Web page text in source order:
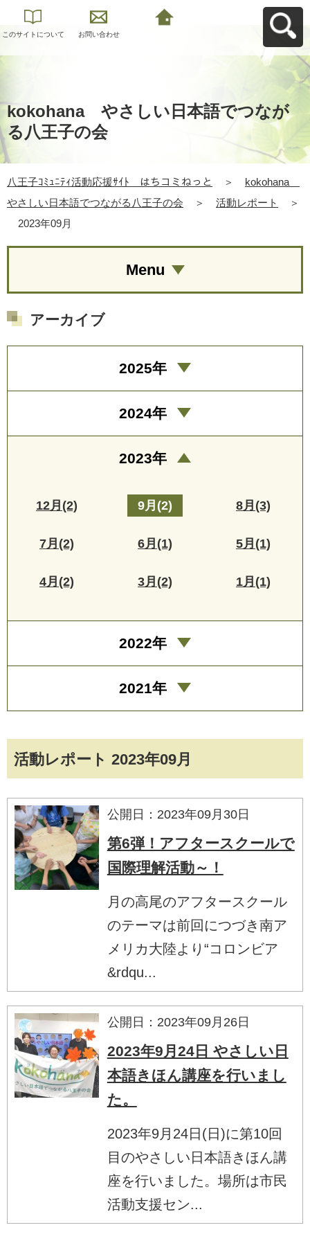
このサイトについて お問い合わせ
kokohana やさしい日本語でつなが
る八王子の会
八王子ｺﾐｭﾆﾃｨ活動応援ｻｲﾄ はちコミねっと ＞
kokohana
やさしい日本語でつながる八王子の会
＞ 活動レポート
＞
2023年09月
活動レポート 2023年09月
公開日：2023年09月30日
第6弾！アフタースクールで
国際理解活動～！
月の高尾のアフタースクール
のテーマは前回につづき南ア
メリカ大陸より“コロンビア
&rdqu...
公開日：2023年09月26日
2023年9月24日 やさしい日
本語きほん講座を行いまし
た。
2023年9月24日(日)に第10回
目のやさしい日本語きほん講
座を行いました。場所は市民
活動支援セン...
Menu
アーカイブ
2025年
2024年
2023年
12月(2) 9月(2) 8月(3)
7月(2) 6月(1) 5月(1)
4月(2) 3月(2) 1月(1)
2022年
2021年